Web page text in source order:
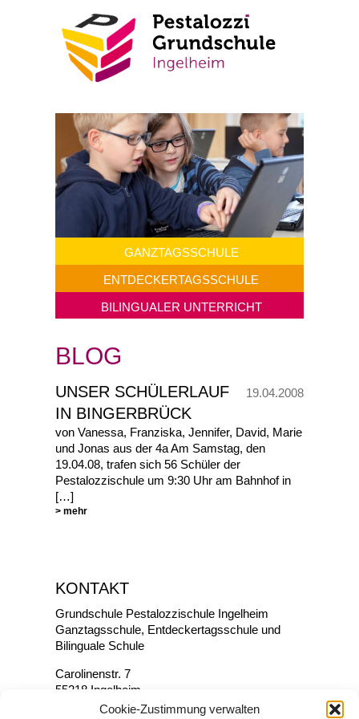
Cookie-Zustimmung verwalten
GANZTAGSSCHULE
ENTDECKERTAGSSCHULE
BILINGUALER UNTERRICHT
BLOG
19.04.2008
UNSER SCHÜLERLAUF
IN BINGERBRÜCK
von Vanessa, Franziska, Jennifer, David, Marie
und Jonas aus der 4a Am Samstag, den
19.04.08, trafen sich 56 Schüler der
Pestalozzischule um 9:30 Uhr am Bahnhof in
[…]
> mehr
KONTAKT
Grundschule Pestalozzischule Ingelheim
Ganztagsschule, Entdeckertagsschule und
Bilinguale Schule
Carolinenstr. 7
55218 Ingelheim